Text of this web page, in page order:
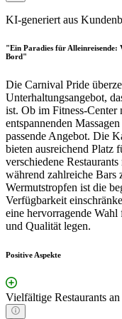
KI-generiert aus
"Ein Paradies für Alleinreisende:
Bord"
Die Carnival Pride
Unterhaltungsangebot,
ist. Ob im Fitness-Center
entspannenden
passende Angebot. Die
bieten ausreichend Platz
verschiedene
während zahlreiche
Wermutstropfen ist die
Verfügbarkeit
eine hervorragende
und Qualität legen.
Positive Aspekte
Vielfältige Restaurants